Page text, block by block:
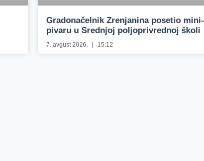
Gradonačelnik Zrenjanina posetio mini-
pivaru u Srednjoj poljoprivrednoj školi
7. avgust 2026. 15:12